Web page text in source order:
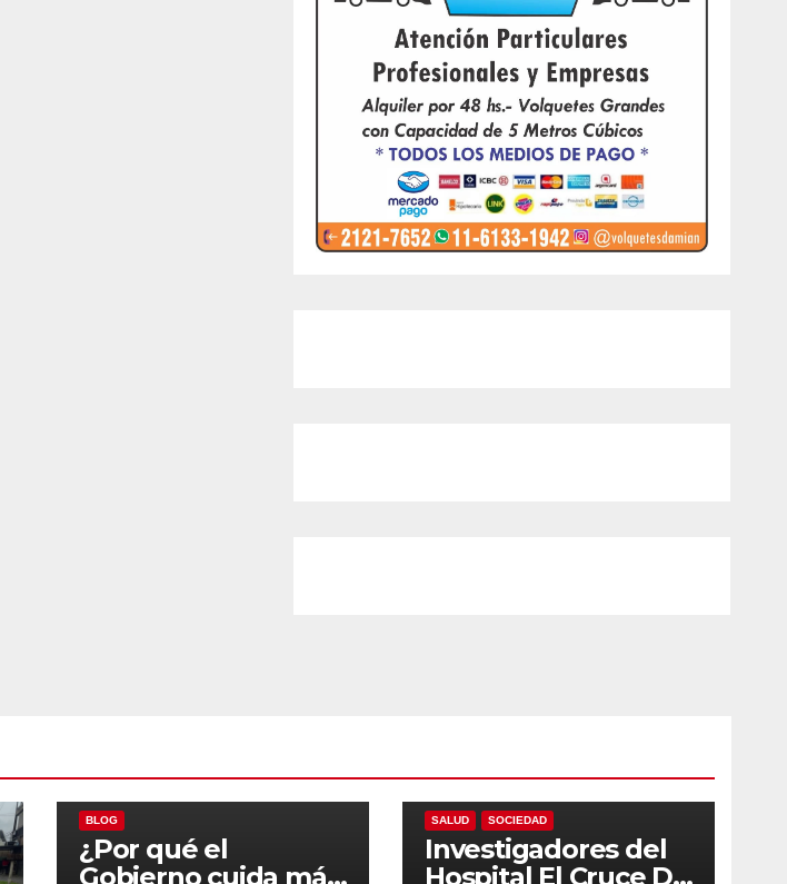
BLOG
¿Por qué el
Gobierno cuida más
SALUD SOCIEDAD
Investigadores del
Hospital El Cruce Dr.